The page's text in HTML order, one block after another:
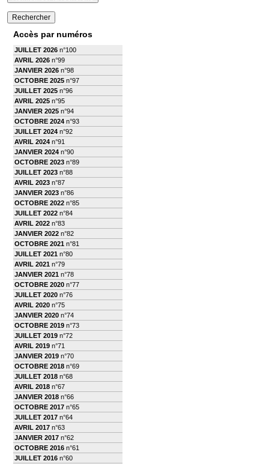
Accès par numéros
JUILLET 2026 n°100
AVRIL 2026 n°99
JANVIER 2026 n°98
OCTOBRE 2025 n°97
JUILLET 2025 n°96
AVRIL 2025 n°95
JANVIER 2025 n°94
OCTOBRE 2024 n°93
JUILLET 2024 n°92
AVRIL 2024 n°91
JANVIER 2024 n°90
OCTOBRE 2023 n°89
JUILLET 2023 n°88
AVRIL 2023 n°87
JANVIER 2023 n°86
OCTOBRE 2022 n°85
JUILLET 2022 n°84
AVRIL 2022 n°83
JANVIER 2022 n°82
OCTOBRE 2021 n°81
JUILLET 2021 n°80
AVRIL 2021 n°79
JANVIER 2021 n°78
OCTOBRE 2020 n°77
JUILLET 2020 n°76
AVRIL 2020 n°75
JANVIER 2020 n°74
OCTOBRE 2019 n°73
JUILLET 2019 n°72
AVRIL 2019 n°71
JANVIER 2019 n°70
OCTOBRE 2018 n°69
JUILLET 2018 n°68
AVRIL 2018 n°67
JANVIER 2018 n°66
OCTOBRE 2017 n°65
JUILLET 2017 n°64
AVRIL 2017 n°63
JANVIER 2017 n°62
OCTOBRE 2016 n°61
JUILLET 2016 n°60